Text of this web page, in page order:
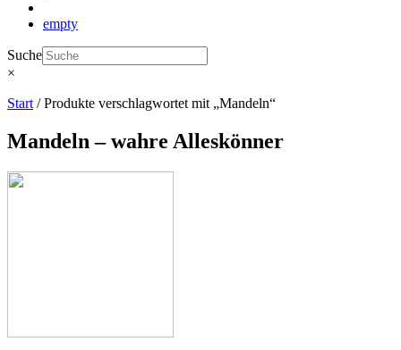
empty
Suche
×
Start / Produkte verschlagwortet mit „Mandeln“
Mandeln – wahre Alleskönner